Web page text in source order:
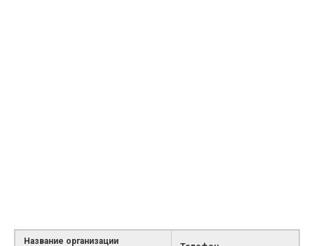
Название организации